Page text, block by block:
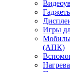
Игры
(АПК)